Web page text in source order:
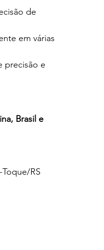
de
em várias
precisão e
Brasil e
RS